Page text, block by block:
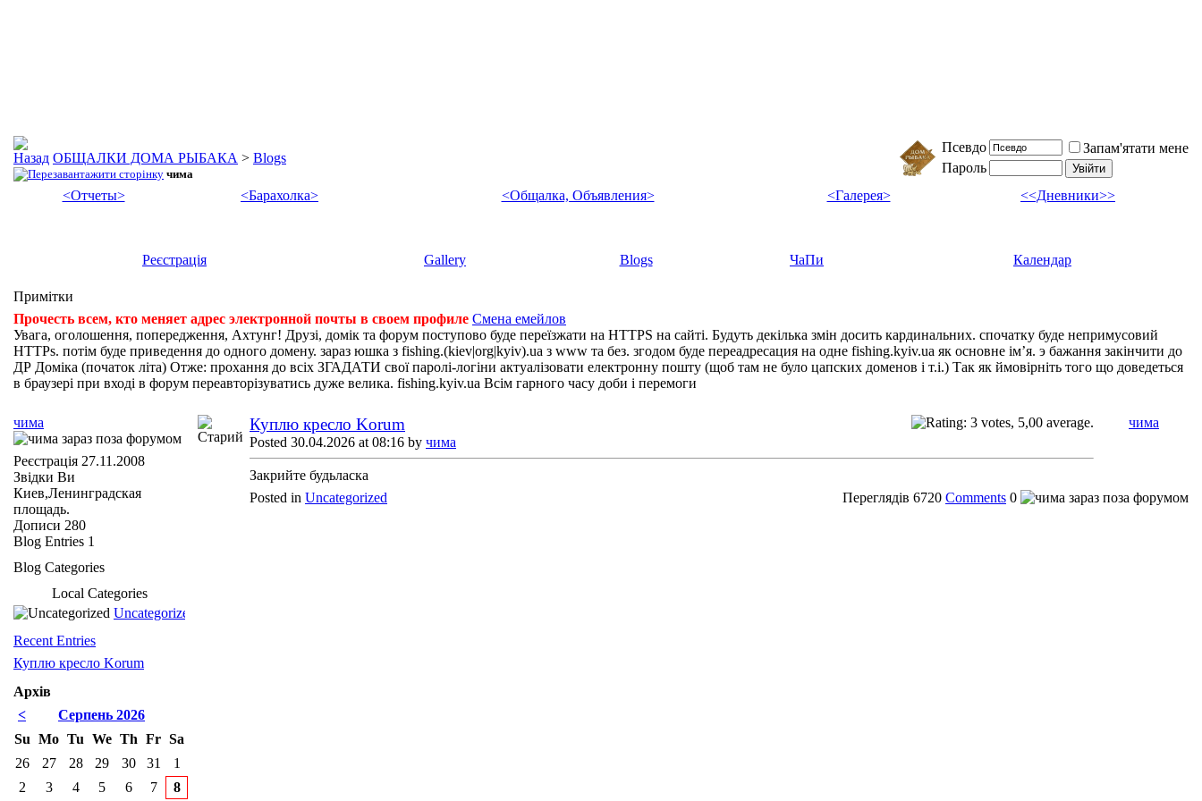
ОБЩАЛКИ ДОМА РЫБАКА > Blogs
чима
Псевдо
Запам'ятати мене
Пароль
<Отчеты>
<Барахолка> <Общалка, Объявления> <Галерея> <<Дневники>>
Реєстрація Gallery Blogs ЧаПи Календар
Примітки
Прочесть всем, кто меняет адрес электронной почты в своем профиле Смена емейлов
Увага, оголошення, попередження, Ахтунг! Друзі, домік та форум поступово буде переїзжати на HTTPS на сайті. Будуть декілька змін досить кардинальних. спочатку буде непримусовий
HTTPs. потім буде приведення до одного домену. зараз юшка з fishing.(kiev|org|kyiv).ua з www та без. згодом буде переадресация на одне fishing.kyiv.ua як основне імʼя. э бажання закінчити до
ДР Доміка (початок літа) Отже: прохання до всіх ЗГАДАТИ свої паролі-логіни актуалізовати електронну пошту (щоб там не було цапских доменов і т.і.) Так як ймовірніть того що доведеться
в браузері при вході в форум переавторізуватись дуже велика. fishing.kyiv.ua Всім гарного часу доби і перемоги
Куплю кресло Korum
Posted 30.04.2026 at 08:16 by чима
Закрийте будьласка
чима
Posted in Uncategorized Переглядів 6720 Comments 0
чима
Реєстрація 27.11.2008
Звідки Ви
Киев,Ленинградская
площадь.
Дописи 280
Blog Entries 1
Blog Categories
Local Categories
Uncategorized
Recent Entries
Куплю кресло Korum
Архів
<
Серпень 2026
Su Mo Tu We Th Fr Sa
26
27 28 29 30 31
1
2
3 4 5 6 7 8